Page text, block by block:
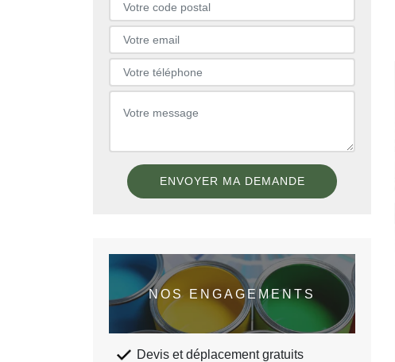
NOS ENGAGEMENTS
Devis et déplacement gratuits